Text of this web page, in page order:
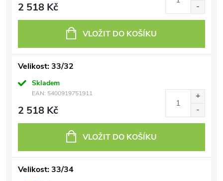
2 518 Kč
VLOŽIT DO KOŠÍKU
Velikost: 33/32
Skladem
EAN: 5400919751911
2 518 Kč
VLOŽIT DO KOŠÍKU
Velikost: 33/34